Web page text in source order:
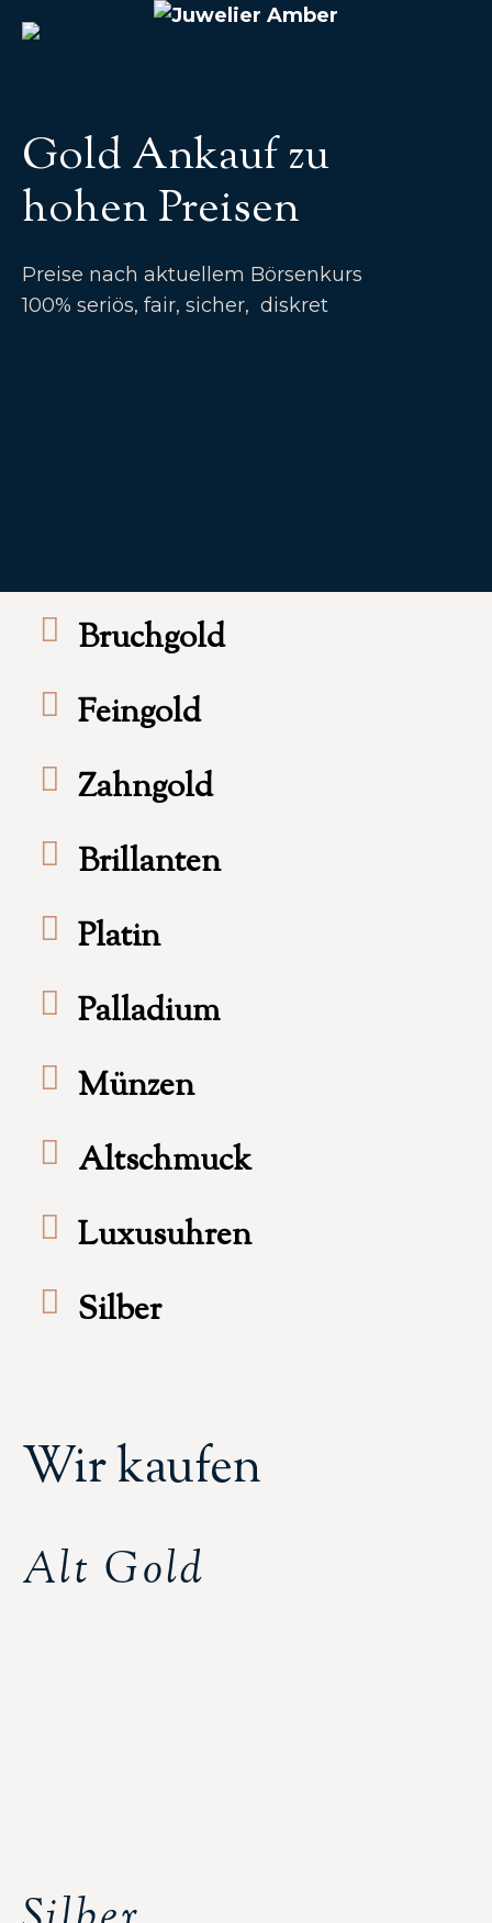
Gold Ankauf zu
hohen Preisen
Preise nach aktuellem Börsenkurs
100% seriös, fair, sicher, diskret
Bruchgold
Feingold
Zahngold
Brillanten
Platin
Palladium
Münzen
Altschmuck
Luxusuhren
Silber
Wir kaufen
Alt Gold